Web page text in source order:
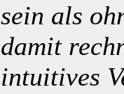
sein als
damit
intuitives